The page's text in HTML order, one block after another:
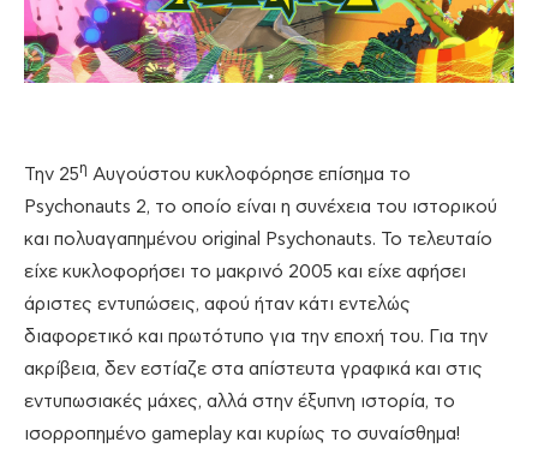
Την 25η Αυγούστου κυκλοφόρησε επίσημα το
Psychonauts 2, το οποίο είναι η συνέχεια του ιστορικού
και πολυαγαπημένου original Psychonauts. Το τελευταίο
είχε κυκλοφορήσει το μακρινό 2005 και είχε αφήσει
άριστες εντυπώσεις, αφού ήταν κάτι εντελώς
διαφορετικό και πρωτότυπο για την εποχή του. Για την
ακρίβεια, δεν εστίαζε στα απίστευτα γραφικά και στις
εντυπωσιακές μάχες, αλλά στην έξυπνη ιστορία, το
ισορροπημένο gameplay και κυρίως το συναίσθημα!